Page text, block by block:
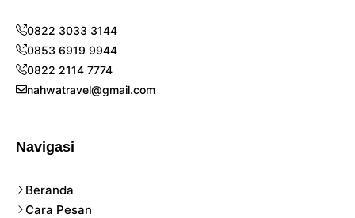
0822 3033 3144
0853 6919 9944
0822 2114 7774
nahwatravel@gmail.com
Navigasi
Beranda
Cara Pesan